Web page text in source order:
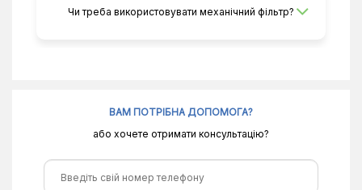
Чи треба використовувати механічний фільтр?
ВАМ ПОТРІБНА ДОПОМОГА?
або хочете отримати консультацію?